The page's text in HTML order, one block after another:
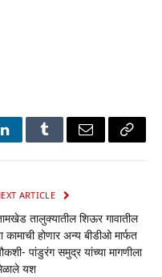
LinkedInTumblrEmail Copy
ARTICLE
तालुक्यातील शिऊर गावातील
कामाची होणार अन्य बीडीओ मार्फत
पांडुरंग समुद्र यांच्या मागणीला
यश